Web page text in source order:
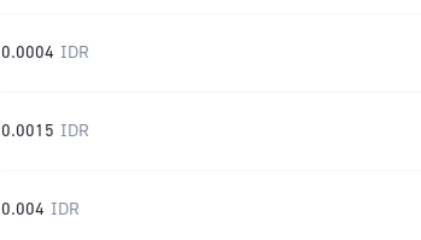
0.0004 IDR
0.0015 IDR
0.004 IDR